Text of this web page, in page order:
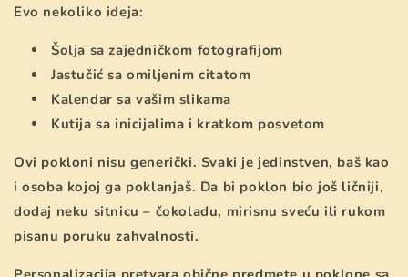
Evo nekoliko ideja:
Šolja sa zajedničkom fotografijom
Jastučić sa omiljenim citatom
Kalendar sa vašim slikama
Kutija sa inicijalima i kratkom posvetom
Ovi pokloni nisu generički. Svaki je jedinstven, baš kao
i osoba kojoj ga poklanjaš. Da bi poklon bio još ličniji,
dodaj neku sitnicu – čokoladu, mirisnu sveću ili rukom
pisanu poruku zahvalnosti.